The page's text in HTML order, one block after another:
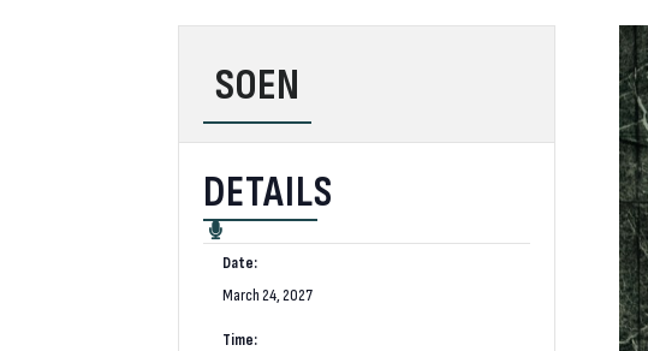
SOEN
DETAILS
Date:
March 24, 2027
Time: